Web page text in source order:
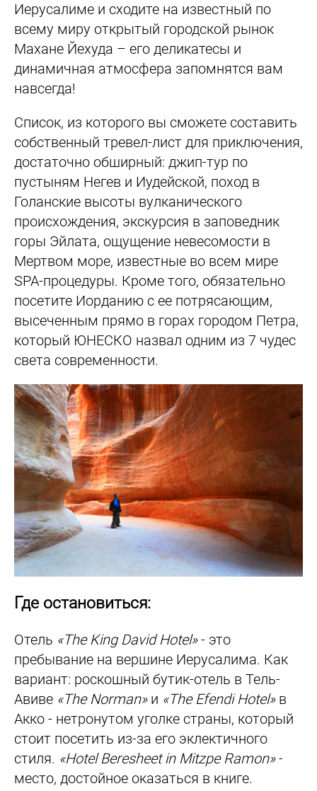
Иерусалиме и сходите на известный по
всему миру открытый городской рынок
Махане Йехуда – его деликатесы и
динамичная атмосфера запомнятся вам
навсегда!
Список, из которого вы сможете составить
собственный тревел-лист для приключения,
достаточно обширный: джип-тур по
пустыням Негев и Иудейской, поход в
Голанские высоты вулканического
происхождения, экскурсия в заповедник
горы Эйлата, ощущение невесомости в
Мертвом море, известные во всем мире
SPA-процедуры. Кроме того, обязательно
посетите Иорданию с ее потрясающим,
высеченным прямо в горах городом Петра,
который ЮНЕСКО назвал одним из 7 чудес
света современности.
Где остановиться:
Отель «The King David Hotel»- это
пребывание на вершине Иерусалима. Как
вариант: роскошный бутик-отель в Тель-
Авиве «The Norman»и «The Efendi Hotel»в
Акко - нетронутом уголке страны, который
стоит посетить из-за его эклектичного
стиля. «Hotel Beresheet in Mitzpe Ramon»-
место, достойное оказаться в книге.